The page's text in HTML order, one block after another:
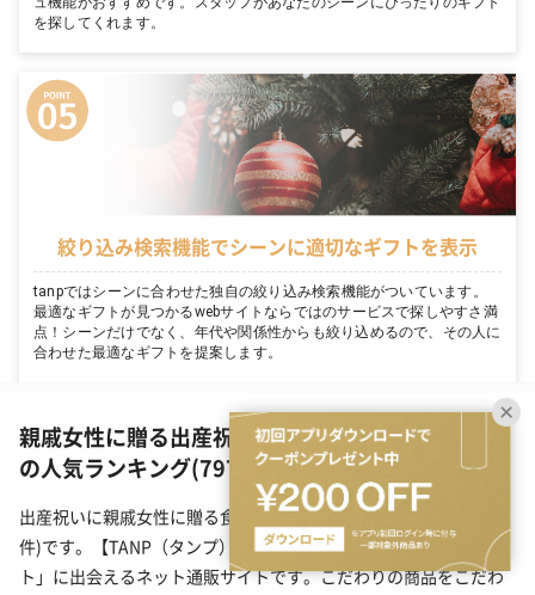
を探してくれます。
絞り込み検索機能でシーンに適切なギフトを表示
tanpではシーンに合わせた独自の絞り込み検索機能がついています。
最適なギフトが見つかるwebサイトならではのサービスで探しやすさ満
点！シーンだけでなく、年代や関係性からも絞り込めるので、その人に
合わせた最適なギフトを提案します。
親戚女性に贈る出産祝いギフト（食品・スイーツ）
の人気ランキング(797件)
出産祝いに親戚女性に贈る食品・スイーツのプレゼント一覧(797
件)です。【TANP（タンプ）】は大切な日にぴったりな「ギフ
ト」に出会えるネット通販サイトです。こだわりの商品をこだわ